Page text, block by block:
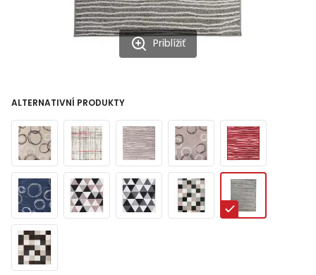
Priblížiť
ALTERNATIVNÍ PRODUKTY